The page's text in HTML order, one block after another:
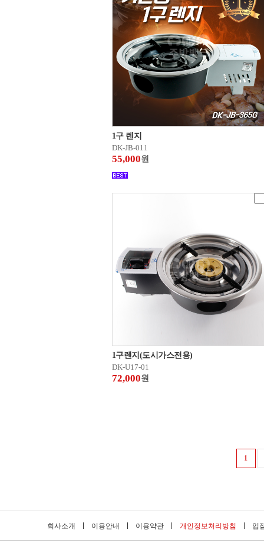
1구 렌지
DK-JB-011
55,000원
1구렌지(도시가스전용)
DK-U17-01
72,000원
1
회사소개 이용안내 이용약관 개인정보처리방침 입